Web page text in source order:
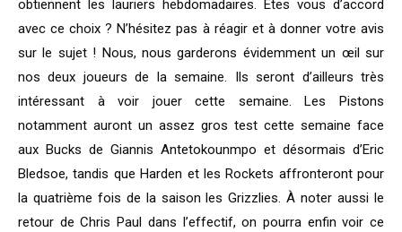
obtiennent les lauriers hebdomadaires. Êtes vous d’accord
avec ce choix ? N’hésitez pas à réagir et à donner votre avis
sur le sujet ! Nous, nous garderons évidemment un œil sur
nos deux joueurs de la semaine. Ils seront d’ailleurs très
intéressant à voir jouer cette semaine. Les Pistons
notamment auront un assez gros test cette semaine face
aux Bucks de Giannis Antetokounmpo et désormais d’Eric
Bledsoe, tandis que Harden et les Rockets affronteront pour
la quatrième fois de la saison les Grizzlies. À noter aussi le
retour de Chris Paul dans l’effectif, on pourra enfin voir ce